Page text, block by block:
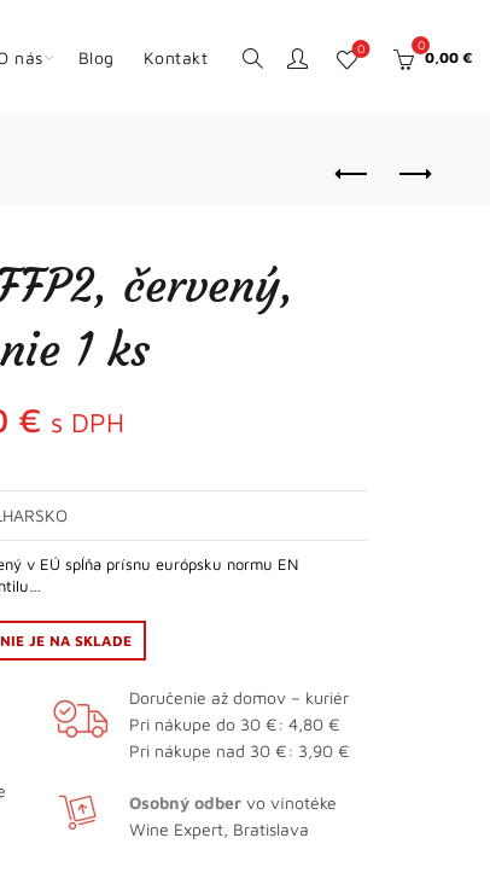
nás Blog Kontakt 0 0
0,00 €
červený,
1 ks
€ s DPH
v EÚ spĺňa prísnu európsku normu EN
NIE JE NA SKLADE
Doručenie až domov – kuriér
Pri nákupe do 30 €: 4,80 €
Pri nákupe nad 30 €: 3,90 €
Osobný odbervo vínotéke
Wine Expert, Bratislava